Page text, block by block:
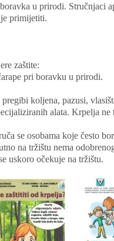
u prirodi. Stručnjaci
primijetiti.
zaštite:
pri boravku u prirodi.
koljena, pazusi,
alata. Krpelja ne
se osobama koje često
na tržištu nema
uskoro očekuje na tržištu.